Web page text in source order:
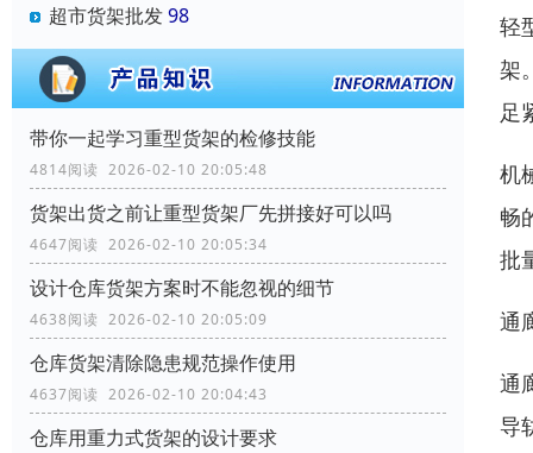
超市货架批发98
带你一起学习重型货架的检修技能
4814阅读 2026-02-10 20:05:48
货架出货之前让重型货架厂先拼接好可以吗
4647阅读 2026-02-10 20:05:34
设计仓库货架方案时不能忽视的细节
4638阅读 2026-02-10 20:05:09
仓库货架清除隐患规范操作使用
4637阅读 2026-02-10 20:04:43
仓库用重力式货架的设计要求
轻
架
足
机
畅
批
通
通
导